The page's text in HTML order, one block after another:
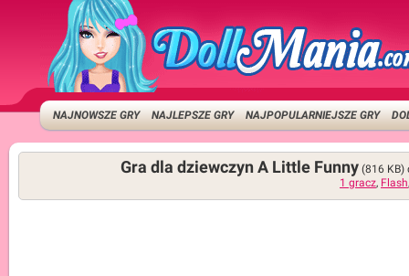
NAJNOWSZE GRY NAJLEPSZE GRY NAJPOPULARNIEJSZE GRY
Gra dla dziewczyn A Little Funny (816 KB)
1 gracz, Flash